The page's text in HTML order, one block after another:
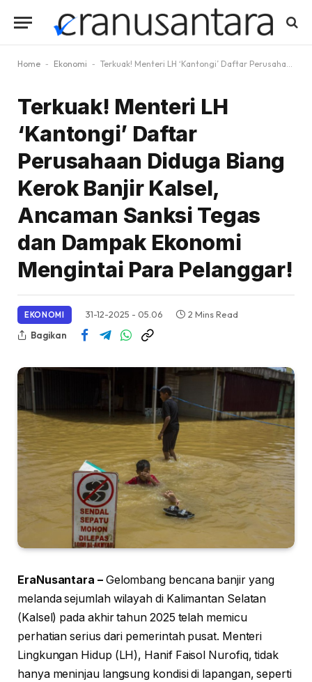
Home - Ekonomi - Terkuak! Menteri LH ‘Kantongi’ Daftar Perusahaan Diduga Biang Kerok Banjir Kalsel, Ancaman Sanksi Tegas dan Dampak Ekonomi Mengintai Para Pelanggar!
Terkuak! Menteri LH
‘Kantongi’ Daftar
Perusahaan Diduga Biang
Kerok Banjir Kalsel,
Ancaman Sanksi Tegas
dan Dampak Ekonomi
Mengintai Para Pelanggar!
EKONOMI 31-12-2025 - 05.06
2 Mins Read
Bagikan
EraNusantara –Gelombang bencana banjir yang
melanda sejumlah wilayah di Kalimantan Selatan
(Kalsel) pada akhir tahun 2025 telah memicu
perhatian serius dari pemerintah pusat. Menteri
Lingkungan Hidup (LH), Hanif Faisol Nurofiq, tidak
hanya meninjau langsung kondisi di lapangan, seperti